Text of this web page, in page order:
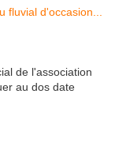
de l'association
au dos date